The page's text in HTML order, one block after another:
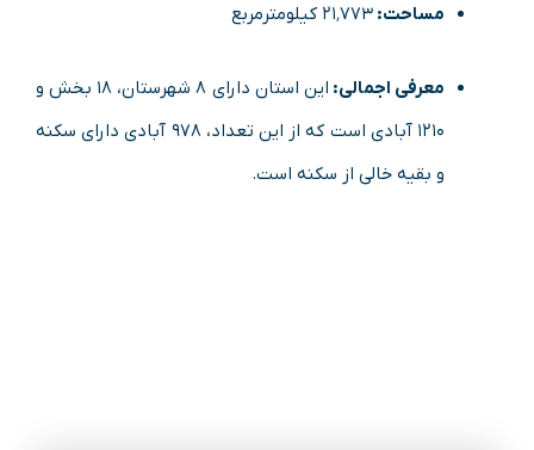
مساحت: ۲۱٬۷۷۳ کیلومترمربع
معرفی اجمالی:
این استان دارای ۸ شهرستان، ۱۸ بخش و
۱۲۱۰ آبادی است که از این تعداد، ۹۷۸ آبادی دارای سکنه
و بقیه خالی از سکنه است.